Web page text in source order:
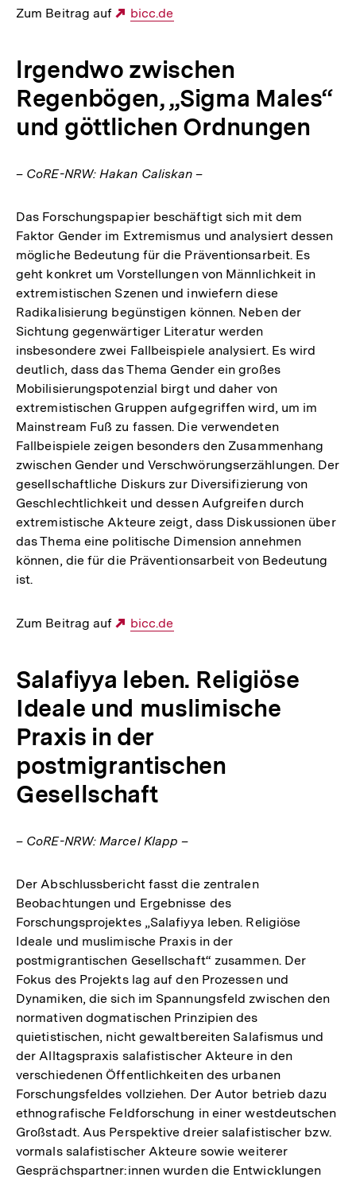
Zum Beitrag auf
Externer
bicc.de
lrgendwo zwischen
Regenbögen, „Sigma Males“
und göttlichen Ordnungen
– CoRE-NRW: Hakan Caliskan –
Das Forschungspapier beschäftigt sich mit dem
Faktor Gender im Extremismus und analysiert dessen
mögliche Bedeutung für die Präventionsarbeit. Es
geht konkret um Vorstellungen von Männlichkeit in
extremistischen Szenen und inwiefern diese
Radikalisierung begünstigen können. Neben der
Sichtung gegenwärtiger Literatur werden
insbesondere zwei Fallbeispiele analysiert. Es wird
deutlich, dass das Thema Gender ein großes
Mobilisierungspotenzial birgt und daher von
extremistischen Gruppen aufgegriffen wird, um im
Mainstream Fuß zu fassen. Die verwendeten
Fallbeispiele zeigen besonders den Zusammenhang
zwischen Gender und Verschwörungserzählungen. Der
gesellschaftliche Diskurs zur Diversifizierung von
Geschlechtlichkeit und dessen Aufgreifen durch
extremistische Akteure zeigt, dass Diskussionen über
das Thema eine politische Dimension annehmen
können, die für die Präventionsarbeit von Bedeutung
ist.
Zum Beitrag auf
Externer
bicc.de
Salafiyya leben. Religiöse
Ideale und muslimische
Praxis in der
postmigrantischen
Gesellschaft
– CoRE-NRW: Marcel Klapp –
Der Abschlussbericht fasst die zentralen
Beobachtungen und Ergebnisse des
Forschungsprojektes „Salafiyya leben. Religiöse
Ideale und muslimische Praxis in der
postmigrantischen Gesellschaft“ zusammen. Der
Fokus des Projekts lag auf den Prozessen und
Dynamiken, die sich im Spannungsfeld zwischen den
normativen dogmatischen Prinzipien des
quietistischen, nicht gewaltbereiten Salafismus und
der Alltagspraxis salafistischer Akteure in den
verschiedenen Öffentlichkeiten des urbanen
Forschungsfeldes vollziehen. Der Autor betrieb dazu
ethnografische Feldforschung in einer westdeutschen
Großstadt. Aus Perspektive dreier salafistischer bzw.
vormals salafistischer Akteure sowie weiterer
Gesprächspartner:innen wurden die Entwicklungen